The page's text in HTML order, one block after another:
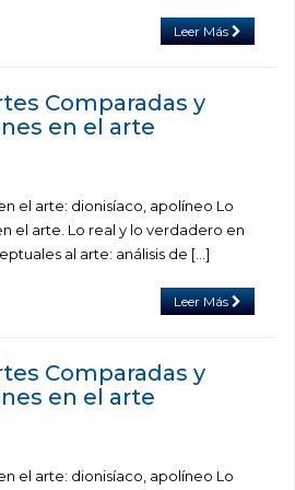
Leer Más
Comparadas y
en el arte
el arte: dionisíaco, apolíneo Lo
el arte. Lo real y lo verdadero en
al arte: análisis de […]
Leer Más
Comparadas y
en el arte
el arte: dionisíaco, apolíneo Lo